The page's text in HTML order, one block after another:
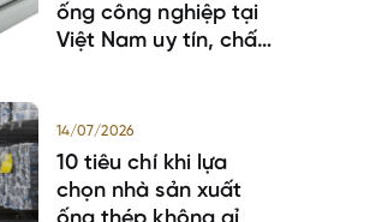
ống công nghiệp tại
Việt Nam uy tín, chất
14/07/2026
10 tiêu chí khi lựa
chọn nhà sản xuất